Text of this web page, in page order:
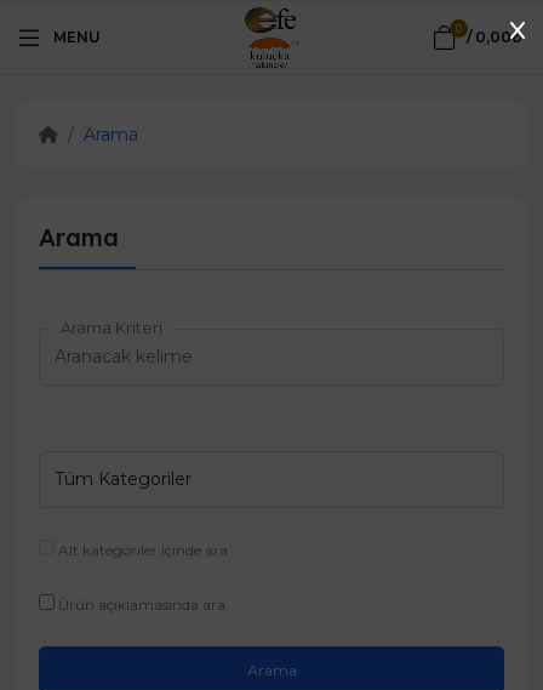
MENU 0 / 0,00₺
Arama
Arama
Arama Kriteri
Alt kategoriler içinde ara
Ürün açıklamasında ara.